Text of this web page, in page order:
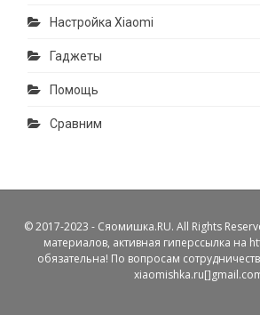
Настройка Xiaomi
Гаджеты
Помощь
Сравним
© 2017-2023 - Сяомишка.RU. All Rights
материалов, активная гиперссылка на
обязательна! По вопросам